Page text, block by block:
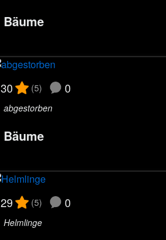
Bäume
30 (5) 0
abgestorben
Bäume
29 (5) 0
Helmlinge